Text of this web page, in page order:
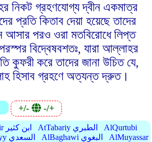
নিকট গ্রহণযোগ্য দ্বীন একমাত্র
প্রতি কিতাব দেয়া হয়েছে তাদের
আসার পরও ওরা মতবিরোধে লিপ্ত
বিদ্বেষবশতঃ, যারা আল্লাহর
কুফরী করে তাদের জানা উচিত যে,
হিসাব গ্রহণে অত্যন্ত দ্রুত।
+/- -/+
IbnKathir ابن كثير AtTabariy الطبري
AlQurtubi
AsSaadiyy السعدي AlBaghawi البغوي
AlMuyassar